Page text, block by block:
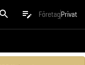
FöretagPrivat